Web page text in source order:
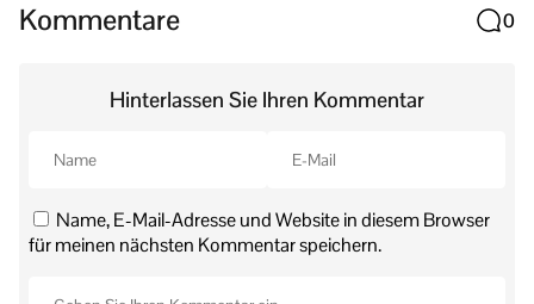
Kommentare 0
Hinterlassen Sie Ihren Kommentar
Name, E-Mail-Adresse und Website in diesem Browser
für meinen nächsten Kommentar speichern.